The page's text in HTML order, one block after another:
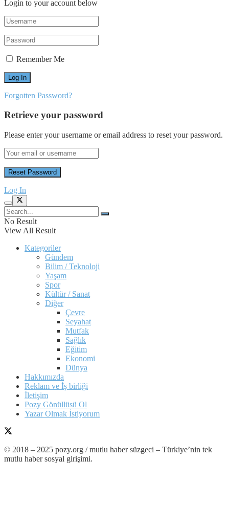
Login to your account below
Remember Me
Forgotten Password?
Retrieve your password
Please enter your username or email address to reset your password.
Log In
No Result
View All Result
Kategoriler
Gündem
Bilim / Teknoloji
Yaşam
Spor
Kültür / Sanat
Diğer
Çevre
Seyahat
Mutfak
Sağlık
Eğitim
Ekonomi
Dünya
Hakkımızda
Reklam ve İş birliği
İletişim
Pozy Gönüllüsü Ol
Yazar Olmak İstiyorum
© 2018 – 2025 pozy.org / mutlu haber süzgeci – Türkiye’nin tek
mutlu haber sosyal girişimi.